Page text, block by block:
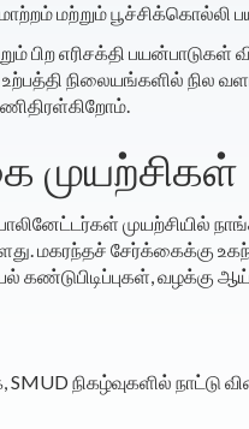
மற்றும்
பிற எரிசக்தி
உற்பத்தி நிலையங்களில்
முயற்சிகள்
முயற்சியில்
மகரந்தச்
வழக்கு
நிகழ்வுகளில்